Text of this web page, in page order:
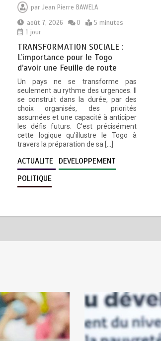
par Jean Pierre BAWELA
août 7, 2026
0
5 minutes
1 jour
TRANSFORMATION SOCIALE :
L’importance pour le Togo
d’avoir une Feuille de route
Un pays ne se transforme pas
seulement au rythme des urgences. Il
se construit dans la durée, par des
choix organisés, des priorités
assumées et une capacité à anticiper
les défis futurs. C’est précisément
cette logique qu’illustre le Togo à
travers la préparation de sa […]
ACTUALITE DEVELOPPEMENT
POLITIQUE